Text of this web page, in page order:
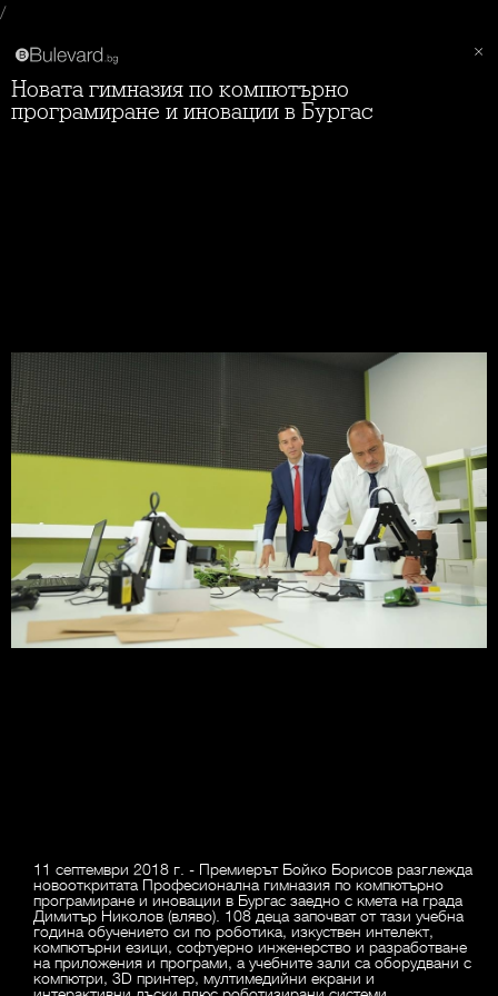
/
Новата гимназия по компютърно
програмиране и иновации в Бургас
11 септември 2018 г. - Премиерът Бойко Борисов разглежда
новооткритата Професионална гимназия по компютърно
програмиране и иновации в Бургас заедно с кмета на града
Димитър Николов (вляво). 108 деца започват от тази учебна
година обучението си по роботика, изкуствен интелект,
компютърни езици, софтуерно инженерство и разработване
на приложения и програми, а учебните зали са оборудвани с
компютри, 3D принтер, мултимедийни екрани и